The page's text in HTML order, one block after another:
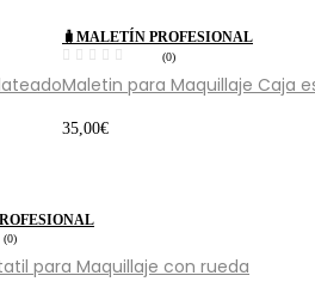
🧳MALETÍN PROFESIONAL
(0)
Maletin para Maquillaje Caja
35,00€
(0)
para Maquillaje con rueda